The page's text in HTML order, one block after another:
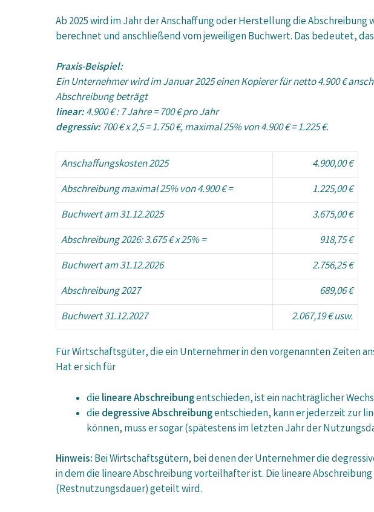
Ab 2025 wird im Jahr der Anschaffung oder Herstellung die
berechnet und anschließend vom jeweiligen Buchwert. Das bedeutet,
Praxis-Beispiel:
Ein Unternehmer wird im Januar 2025 einen Kopierer für netto 4.900 €
Abschreibung beträgt
linear:4.900 € : 7 Jahre = 700 € pro Jahr
degressiv:700 € x 2,5 = 1.750 €, maximal 25% von 4.900 € = 1.225 €.
Anschaffungskosten 2025
4.900,00 €
Abschreibung maximal 25% von 4.900 € =
1.225,00 €
Buchwert am 31.12.2025
3.675,00 €
Abschreibung 2026: 3.675 € x 25% =
918,75 €
Buchwert am 31.12.2026
2.756,25 €
Abschreibung 2027
689,06 €
Buchwert 31.12.2027
2.067,19 € usw.
Für Wirtschaftsgüter, die ein Unternehmer in den vorgenannten Zeiten
Hat er sich für
die lineare Abschreibungentschieden, ist ein nachträglicher
die degressive Abschreibungentschieden, kann er jederzeit zur
können, muss er sogar (spätestens im letzten Jahr der
Hinweis: Bei Wirtschaftsgütern, bei denen der Unternehmer die
in dem die lineare Abschreibung vorteilhafter ist. Die lineare
(Restnutzungsdauer) geteilt wird.